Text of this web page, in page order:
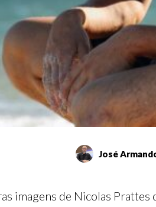
José
imagens de Nicolas Prattes